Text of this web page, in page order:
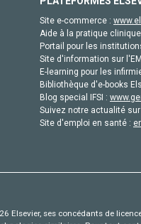
Site e-commerce :
Aide à la pratique
Portail pour les
Site d'information sur
E-learning pour les
Bibliothèque d'e-books
Blog special IFSI :
Suivez notre actualité
Site d'emploi en santé :
Elsevier, ses concédants de